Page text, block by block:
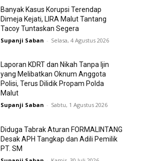
Banyak Kasus Korupsi Terendap
Dimeja Kejati, LIRA Malut Tantang
Tacoy Tuntaskan Segera
Supanji Saban - Selasa, 4 Agustus 2026
Laporan KDRT dan Nikah Tanpa Ijin
yang Melibatkan Oknum Anggota
Polisi, Terus Dilidik Propam Polda
Malut
Supanji Saban - Sabtu, 1 Agustus 2026
Diduga Tabrak Aturan FORMALINTANG
Desak APH Tangkap dan Adili Pemilik
PT. SM